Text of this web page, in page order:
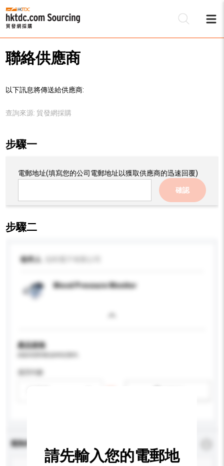
聯絡供應商
以下訊息將傳送給供應商:
查詢來源: 貿發網採購
步驟一
電郵地址(填寫您的公司電郵地址以獲取供應商的迅速回覆)
確認
步驟二
收件人
Blood Pressure Monitor
產品規格
適用年齡
查詢內容
請先輸入您的電郵地